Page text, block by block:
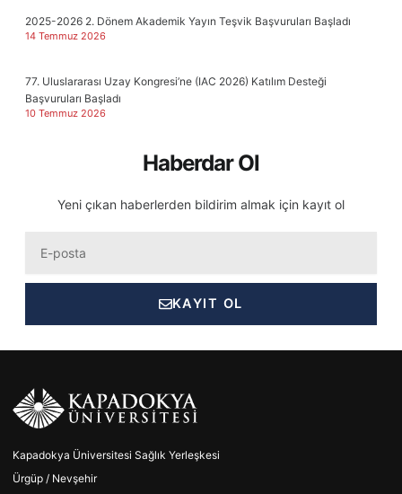
2025-2026 2. Dönem Akademik Yayın Teşvik Başvuruları Başladı
14 Temmuz 2026
77. Uluslararası Uzay Kongresi’ne (IAC 2026) Katılım Desteği
Başvuruları Başladı
10 Temmuz 2026
Haberdar Ol
Yeni çıkan haberlerden bildirim almak için kayıt ol
KAYIT OL
Kapadokya Üniversitesi Sağlık Yerleşkesi
Ürgüp / Nevşehir